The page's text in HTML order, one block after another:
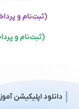
(ثبت‌نام و
(ثبت‌نام و
دانلود اپلیکیشن